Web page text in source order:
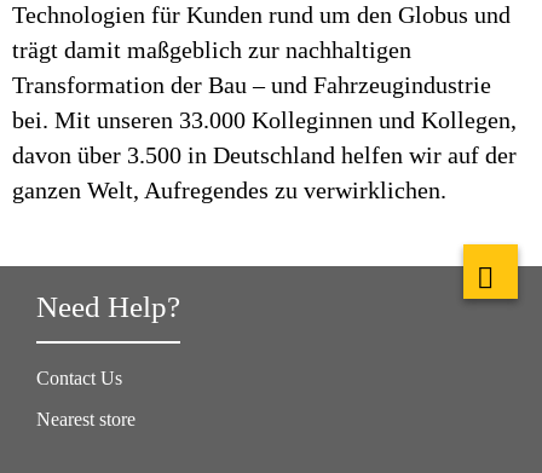
Technologien für Kunden rund um den Globus und
trägt damit maßgeblich zur nachhaltigen
Transformation der Bau – und Fahrzeugindustrie
bei. Mit unseren 33.000 Kolleginnen und Kollegen,
davon über 3.500 in Deutschland helfen wir auf der
ganzen Welt, Aufregendes zu verwirklichen.
Need Help?
Contact Us
Nearest store